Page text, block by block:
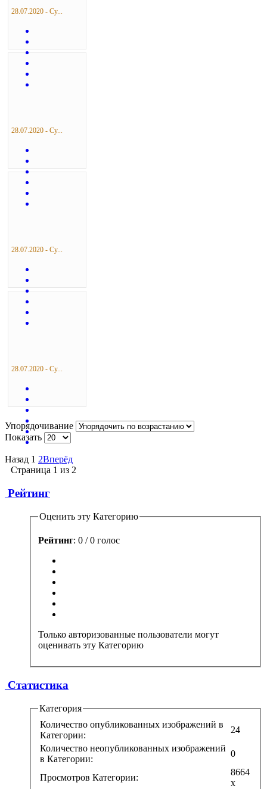
28.07.2020 - Су...
28.07.2020 - Су...
28.07.2020 - Су...
28.07.2020 - Су...
Упорядочивание
Показать
Назад 1 2Вперёд
Страница 1 из 2
Рейтинг
Оценить эту Категорию
Рейтинг: 0 / 0 голос
Только авторизованные пользователи могут
оценивать эту Категорию
Статистика
Категория
Количество опубликованных изображений в
Категории:
24
Количество неопубликованных изображений
в Категории:
0
Просмотров Категории:
8664
x